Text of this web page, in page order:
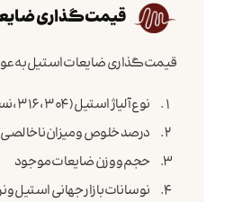
قیمت‌گذاری
قیمت‌گذاری ضایعات استیل به
نوع آلیاژ استیل (304، 316، نسوز و …)
درصد خلوص و میزان ناخالصی
حجم و وزن ضایعات موجود
نوسانات بازار جهانی استیل و